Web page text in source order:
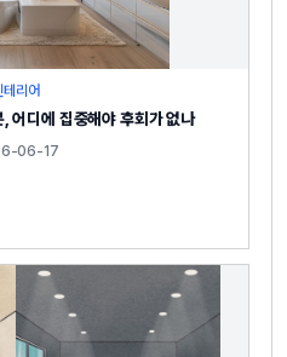
테리어
어디에 집중해야 후회가 없나
06-17